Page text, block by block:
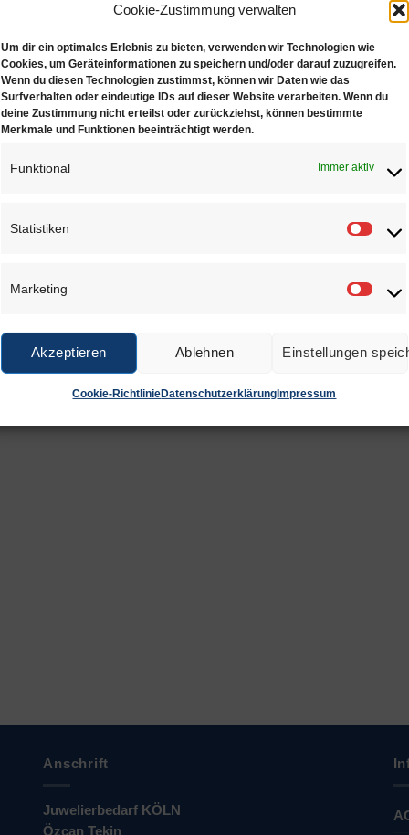
Cookie-Zustimmung verwalten
Um dir ein optimales Erlebnis zu bieten, verwenden wir Technologien wie
Cookies, um Geräteinformationen zu speichern und/oder darauf zuzugreifen.
Wenn du diesen Technologien zustimmst, können wir Daten wie das
Surfverhalten oder eindeutige IDs auf dieser Website verarbeiten. Wenn du
deine Zustimmung nicht erteilst oder zurückziehst, können bestimmte
Merkmale und Funktionen beeinträchtigt werden.
Funktional Immer aktiv
Statistiken
Marketing
Akzeptieren Ablehnen Einstellungen
Cookie-RichtlinieDatenschutzerklärungImpressum
Anschrift
Juwelierbedarf KÖLN
Özcan Tekin